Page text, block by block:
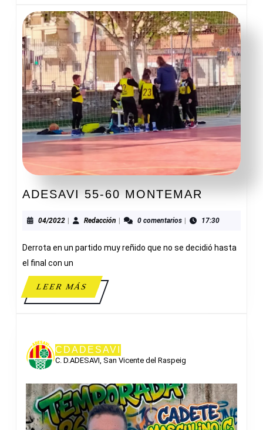
ADESAVI 55-60 MONTEMAR
60
04/202204/2022Redacción Redacción0 comentarios 17:30
Derrota en un partido muy reñido que no se decidió hasta
el final con un
LEER MÁSLEER
MÁS
CDADESAVI
C. D.ADESAVI, San Vicente del Raspeig